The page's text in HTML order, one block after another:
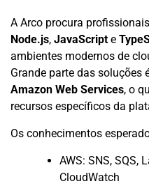
A Arco procura
Node.js, JavaScript e
ambientes modernos de
Grande parte das soluções
Amazon Web Services, o
recursos específicos da
Os conhecimentos
AWS: SNS, SQS,
CloudWatch